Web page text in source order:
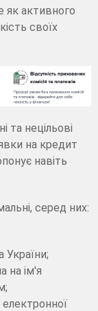
як активного
своїх
та нецільові
на кредит
навіть
серед них:
України;
на ім'я